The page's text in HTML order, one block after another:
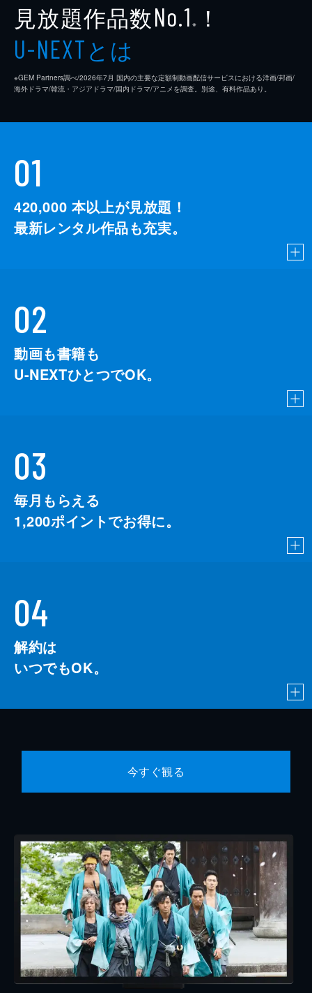
見放題作品数No.1 ※ ！
U-NEXTとは
※GEM Partners調べ/2026年7⽉ 国内の主要な定額制動画配信サービスにおける洋画/邦画/
海外ドラマ/韓流・アジアドラマ/国内ドラマ/アニメを調査。別途、有料作品あり。
01
420,000 本以上が見放題！
最新レンタル作品も充実。
02
動画も書籍も
U-NEXTひとつでOK。
03
毎月もらえる
1,200ポイントでお得に。
04
解約は
いつでもOK。
今すぐ観る